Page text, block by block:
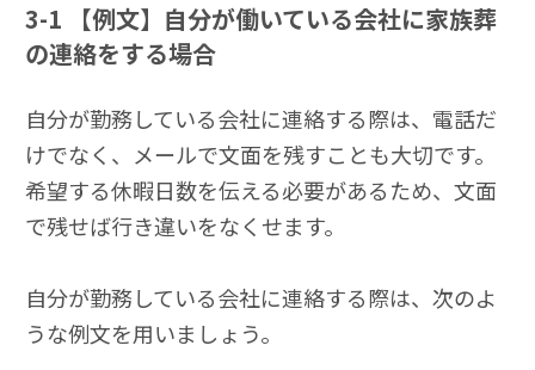
3-1
【例文】自分が働いている会社に家族葬
の連絡をする場合
自分が勤務している会社に連絡する際は、電話だ
けでなく、メールで文面を残すことも大切です。
希望する休暇日数を伝える必要があるため、文面
で残せば行き違いをなくせます。
自分が勤務している会社に連絡する際は、次のよ
うな例文を用いましょう。